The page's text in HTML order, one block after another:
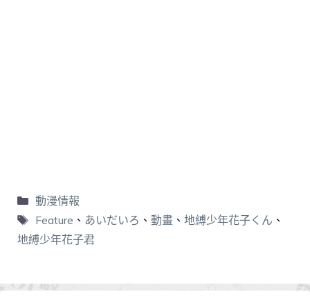
動漫情報
Feature 、 あいだいろ 、 動畫、 地縛少年花子くん 、
地縛少年花子君